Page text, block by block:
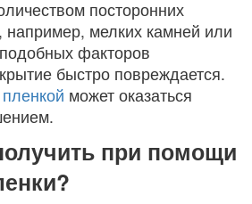
посторонних
например, мелких камней или
факторов
быстро повреждается.
может оказаться
при помощи